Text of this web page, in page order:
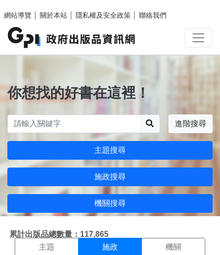
網站導覽
關於本站 隱私權及安全政策 聯絡我們
你想找的好書在這裡！
進階搜尋
主題搜尋
施政搜尋
機關搜尋
累計出版品總數量：117,865
施政搜尋結果頁面
主題 施政 機關